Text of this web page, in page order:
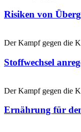
Risiken von
Der Kampf gegen die
Stoffwechsel
Der Kampf gegen die
Ernährung für